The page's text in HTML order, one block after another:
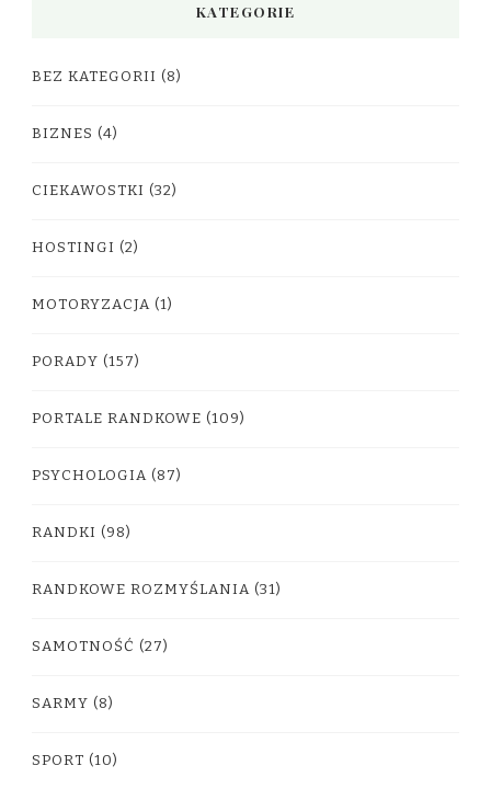
KATEGORIE
BEZ KATEGORII (8)
BIZNES (4)
CIEKAWOSTKI (32)
HOSTINGI (2)
MOTORYZACJA (1)
PORADY (157)
PORTALE RANDKOWE (109)
PSYCHOLOGIA (87)
RANDKI (98)
RANDKOWE ROZMYŚLANIA (31)
SAMOTNOŚĆ (27)
SARMY (8)
SPORT (10)